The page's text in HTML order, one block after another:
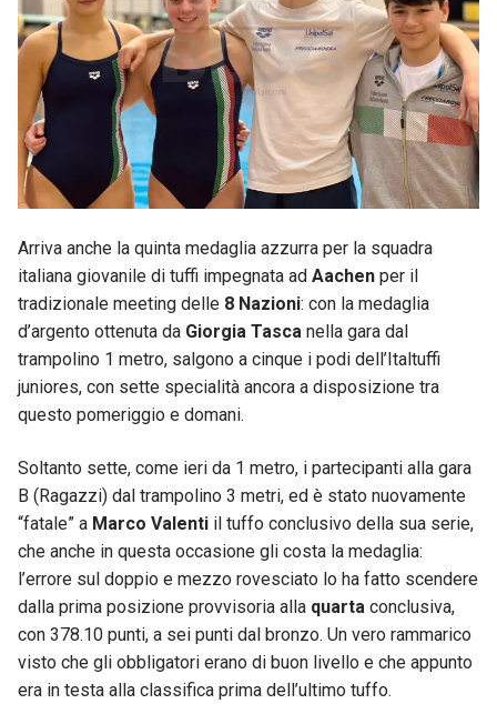
Arriva anche la quinta medaglia azzurra per la squadra
italiana giovanile di tuffi impegnata ad Aachen per il
tradizionale meeting delle 8 Nazioni: con la medaglia
d’argento ottenuta da Giorgia Tasca nella gara dal
trampolino 1 metro, salgono a cinque i podi dell’Italtuffi
juniores, con sette specialità ancora a disposizione tra
questo pomeriggio e domani.
Soltanto sette, come ieri da 1 metro, i partecipanti alla gara
B (Ragazzi) dal trampolino 3 metri, ed è stato nuovamente
“fatale” a Marco Valenti il tuffo conclusivo della sua serie,
che anche in questa occasione gli costa la medaglia:
l’errore sul doppio e mezzo rovesciato lo ha fatto scendere
dalla prima posizione provvisoria alla quarta conclusiva,
con 378.10 punti, a sei punti dal bronzo. Un vero rammarico
visto che gli obbligatori erano di buon livello e che appunto
era in testa alla classifica prima dell’ultimo tuffo.